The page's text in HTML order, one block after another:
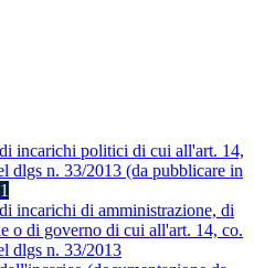
incarichi politici di cui all'art. 14,
dlgs n. 33/2013 (da pubblicare in
1
incarichi di amministrazione, di
o di governo di cui all'art. 14, co.
dlgs n. 33/2013